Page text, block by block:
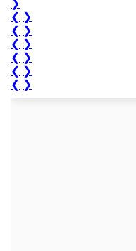
❯
❮ ❯
❮ ❯
❮ ❯
❮ ❯
❮ ❯
❮ ❯